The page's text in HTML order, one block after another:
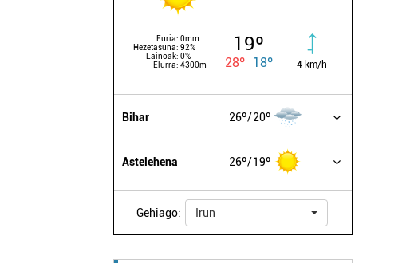
Euria: 0mm
Hezetasuna: 92%
Lainoak: 0%
Elurra: 4300m
19º
28º 18º 4 km/h
Bihar 26º 20º
Astelehena 26º 19º
Gehiago: Irun